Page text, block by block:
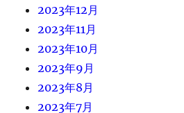
2023年12月
2023年11月
2023年10月
2023年9月
2023年8月
2023年7月